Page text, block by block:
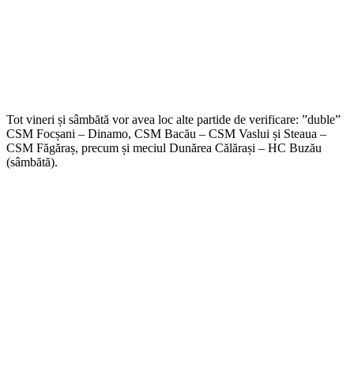
Tot vineri și sâmbătă vor avea loc alte partide de verificare: ”duble”
CSM Focșani – Dinamo, CSM Bacău – CSM Vaslui și Steaua –
CSM Făgăraș, precum și meciul Dunărea Călărași – HC Buzău
(sâmbătă).